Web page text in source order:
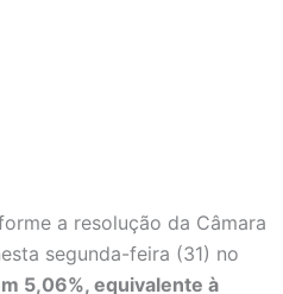
a resolução da Câmara
segunda-feira (31) no
5,06%, equivalente à